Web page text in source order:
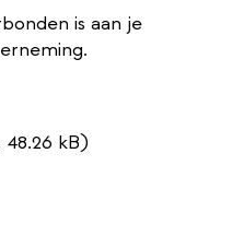
is aan je
kB)